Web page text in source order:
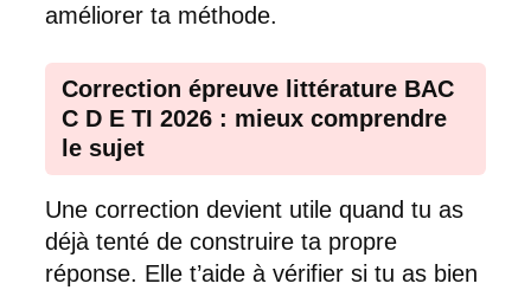
améliorer ta méthode.
Correction épreuve littérature BAC
C D E TI 2026 : mieux comprendre
le sujet
Une correction devient utile quand tu as
déjà tenté de construire ta propre
réponse. Elle t’aide à vérifier si tu as bien